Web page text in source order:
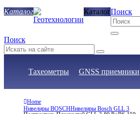
КаталогПоиск
Поиск
Тахеометры GNSS приемники
Home
Нивелиры BOSCHНивелиры Bosch GLL 3